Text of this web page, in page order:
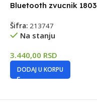
Bluetooth zvucnik 1803
Šifra: 213747
Na stanju
3.440,00 RSD
DODAJ U KORPU